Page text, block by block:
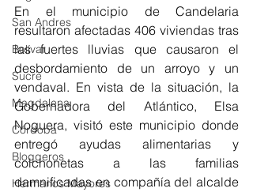
San Andres
Bolívar
Sucre
Magdalena
Córdoba
Bloggeros
Hermanos Mayores
En el municipio de Candelaria
resultaron afectadas 406 viviendas tras
las fuertes lluvias que causaron el
desbordamiento de un arroyo y un
vendaval. En vista de la situación, la
Gobernadora del Atlántico, Elsa
Noguera, visitó este municipio donde
entregó ayudas alimentarias y
colchonetas a las familias
damnificadas en compañía del alcalde